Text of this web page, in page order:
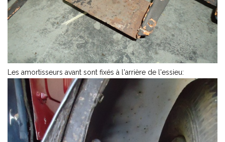
Les amortisseurs avant sont fixés à l'arrière de l'essieu: